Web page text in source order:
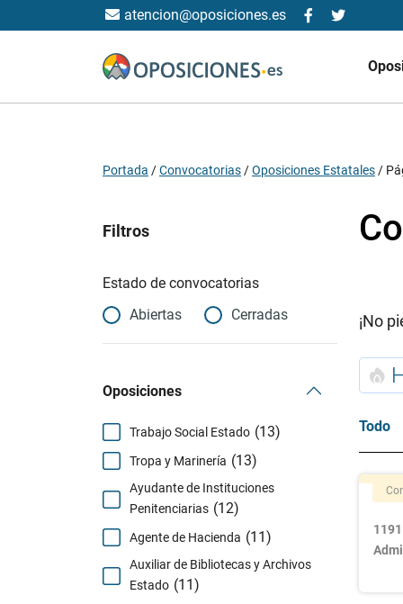
atencion@oposiciones.es
Portada /Convocatorias /Oposiciones Estatales /
Filtros
Estado de convocatorias
Abiertas
Cerradas
Oposiciones
Trabajo Social Estado (13)
Tropa y Marinería (13)
Ayudante de Instituciones
Penitenciarias (12)
Agente de Hacienda (11)
Auxiliar de Bibliotecas y Archivos
Estado (11)
¡No
Todo